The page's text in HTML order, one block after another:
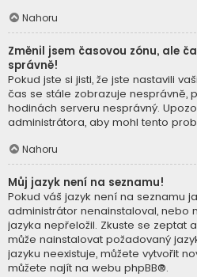
Nahoru
Změnil jsem časovou zónu, ale
správně!
Pokud jste si jisti, že jste nastavili
čas se stále zobrazuje nesprávně,
hodinách serveru nesprávný.
administrátora, aby mohl tento
Nahoru
Můj jazyk není na seznamu!
Pokud váš jazyk není na seznamu
administrátor nenainstaloval, nebo
jazyka nepřeložil. Zkuste se zeptat
může nainstalovat požadovaný
jazyku neexistuje, můžete vytvořit
můžete najít na webu phpBB®.